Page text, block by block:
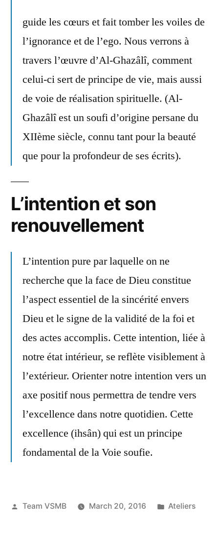
guide les cœurs et fait tomber les voiles de
l’ignorance et de l’ego. Nous verrons à
travers l’œuvre d’Al-Ghazâlî, comment
celui-ci sert de principe de vie, mais aussi
de voie de réalisation spirituelle. (Al-
Ghazâlî est un soufi d’origine persane du
XIIème siècle, connu tant pour la beauté
que pour la profondeur de ses écrits).
L’intention et son
renouvellement
L’intention pure par laquelle on ne
recherche que la face de Dieu constitue
l’aspect essentiel de la sincérité envers
Dieu et le signe de la validité de la foi et
des actes accomplis. Cette intention, liée à
notre état intérieur, se reflète visiblement à
l’extérieur. Orienter notre intention vers un
axe positif nous permettra de tendre vers
l’excellence dans notre quotidien. Cette
excellence (ihsân) qui est un principe
fondamental de la Voie soufie.
Posted
Team VSMB March 20, 2016
Posted
Ateliers